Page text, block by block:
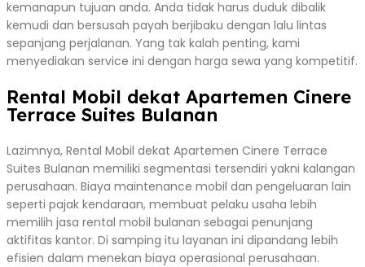
kemanapun tujuan anda. Anda tidak harus duduk dibalik
kemudi dan bersusah payah berjibaku dengan lalu lintas
sepanjang perjalanan. Yang tak kalah penting, kami
menyediakan service ini dengan harga sewa yang kompetitif.
Rental Mobil dekat Apartemen Cinere
Terrace Suites Bulanan
Lazimnya, Rental Mobil dekat Apartemen Cinere Terrace
Suites Bulanan memiliki segmentasi tersendiri yakni kalangan
perusahaan. Biaya maintenance mobil dan pengeluaran lain
seperti pajak kendaraan, membuat pelaku usaha lebih
memilih jasa rental mobil bulanan sebagai penunjang
aktifitas kantor. Di samping itu layanan ini dipandang lebih
efisien dalam menekan biaya operasional perusahaan.